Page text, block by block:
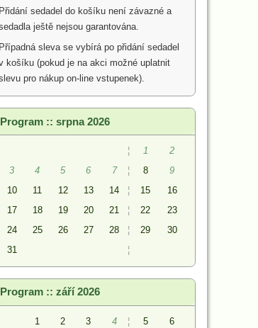
Přidání sedadel do košíku není závazné a
ještě nejsou garantována.
Případná sleva se vybírá po přidání sedadel
košíku (pokud je na akci možné uplatnit
pro nákup on-line vstupenek).
Program :: srpna 2026
¦ 1
2
3
4 5 6 7 ¦ 8
9
10
11 12 13 14 ¦ 15
16
17
18 19 20 21 ¦ 22
23
24
25 26 27 28 ¦ 29
30
31
¦
Program :: září 2026
1 2 3 4 ¦ 5
6